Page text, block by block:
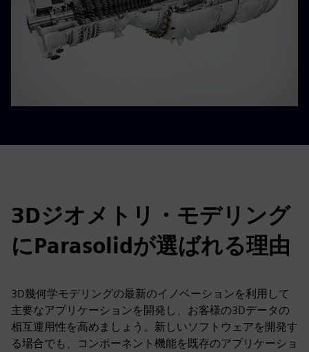
3Dジオメトリ・モデリング
にParasolidが選ばれる理由
3D幾何学モデリングの最新のイノベーションを利用して
主要なアプリケーションを開発し、お客様の3Dデータの
相互運用性を高めましょう。新しいソフトウェアを開発す
る場合でも、コンポーネント機能を既存のアプリケーショ